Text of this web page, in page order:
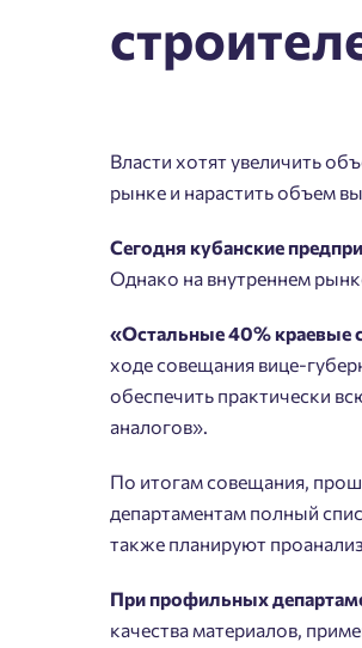
Власти хотят увеличить
рынке и нарастить объем
Сегодня кубанские
Однако на внутреннем
«Остальные 40% краевые
ходе совещания вице-
обеспечить практически
аналогов».
По итогам совещания,
департаментам полный
также планируют
При профильных
качества материалов,